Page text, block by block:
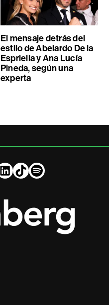
El mensaje detrás del
estilo de Abelardo De la
Espriella y Ana Lucía
Pineda, según una
experta